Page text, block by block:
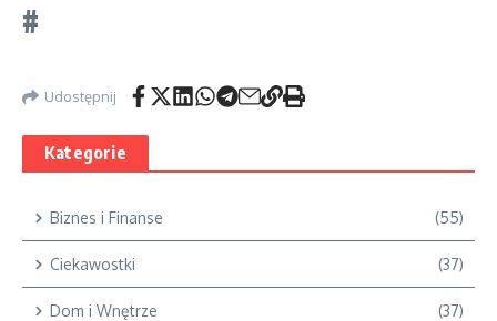
#
Udostępnij
Kategorie
Biznes i Finanse (55)
Ciekawostki (37)
Dom i Wnętrze (37)